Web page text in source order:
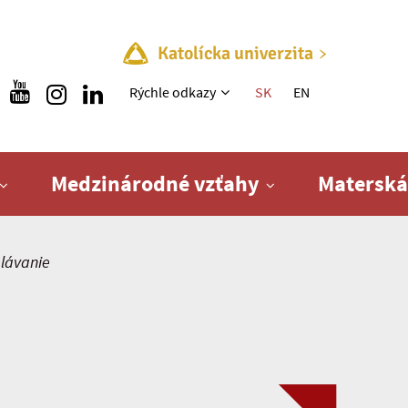
Katolícka univerzita
Rýchle menu
Rýchle odkazy SK EN
Medzinárodné vzťahy